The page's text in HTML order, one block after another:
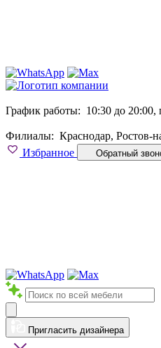
График работы: 10:30 до 20:00,
Филиалы: Краснодар, Ростов-
Избранное
Обратный
Пригласить дизайнера